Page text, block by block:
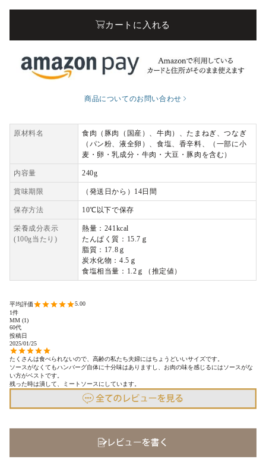
カートに入れる
商品についてのお問い合わせ
原材料名
食肉（豚肉（国産）、牛肉）、たまねぎ、つなぎ
（パン粉、液全卵）、食塩、香辛料、（一部に小
麦・卵・乳成分・牛肉・大豆・豚肉を含む）
内容量 240g
賞味期限 （発送日から）14日間
保存方法 10℃以下で保存
栄養成分表示
(100g当たり)
熱量：241kcal
たんぱく質：15.7ｇ
脂質：17.8ｇ
炭水化物：4.5ｇ
食塩相当量：1.2ｇ（推定値）
5.00
1
MM
1
60代
投稿日
2025/01/25
たくさんは食べられないので、高齢の私たち夫婦にはちょうどいいサイズです。
ソースがなくてもハンバーグ自体に十分味はありますし、お肉の味を感じるにはソースがな
い方がベストです。
残った時は潰して、ミートソースにしています。